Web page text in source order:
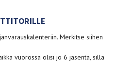
Merkitse siihen
vuorossa olisi jo 6 jäsentä, sillä